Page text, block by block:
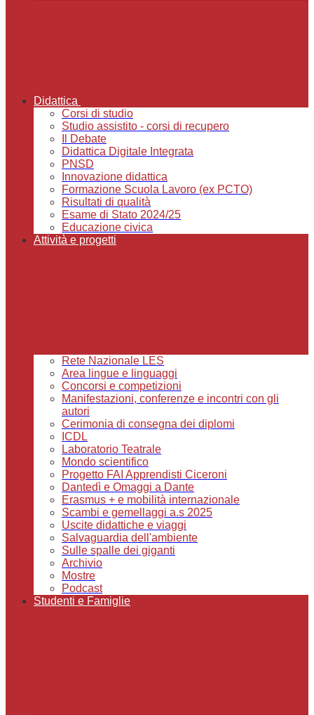
Didattica
Corsi di studio
Studio assistito - corsi di recupero
Il Debate
Didattica Digitale Integrata
PNSD
Innovazione didattica
Formazione Scuola Lavoro (ex PCTO)
Risultati di qualità
Esame di Stato 2024/25
Educazione civica
Attività e progetti
Rete Nazionale LES
Area lingue e linguaggi
Concorsi e competizioni
Manifestazioni, conferenze e incontri con gli
autori
Cerimonia di consegna dei diplomi
ICDL
Laboratorio Teatrale
Mondo scientifico
Progetto FAI Apprendisti Ciceroni
Dantedì e Omaggi a Dante
Erasmus + e mobilità internazionale
Scambi e gemellaggi a.s 2025
Uscite didattiche e viaggi
Salvaguardia dell'ambiente
Sulle spalle dei giganti
Archivio
Mostre
Podcast
Studenti e Famiglie